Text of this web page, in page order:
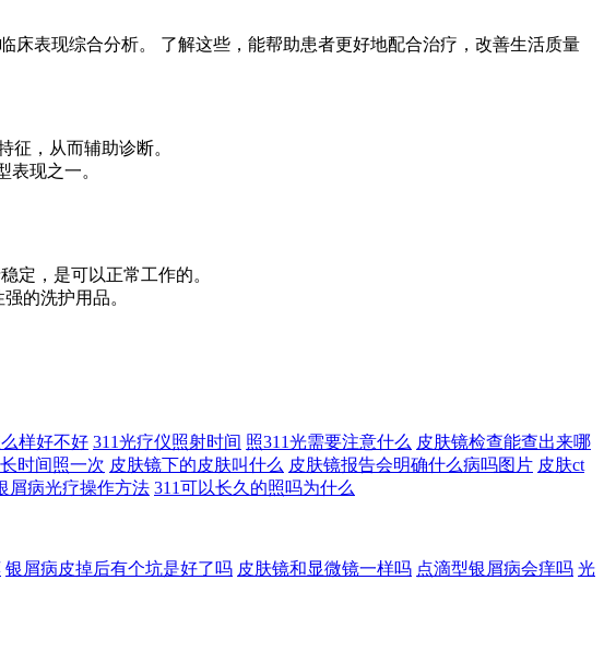
床表现综合分析。 了解这些，能帮助患者更好地配合治疗，改善生活质量
征，从而辅助诊断。
现之一。
定，是可以正常工作的。
的洗护用品。
样好不好 311光疗仪照射时间 照311光需要注意什么 皮肤镜检查能查出来哪
时间照一次 皮肤镜下的皮肤叫什么 皮肤镜报告会明确什么病吗图片 皮肤ct
屑病光疗操作方法 311可以长久的照吗为什么
银屑病皮掉后有个坑是好了吗 皮肤镜和显微镜一样吗 点滴型银屑病会痒吗 光